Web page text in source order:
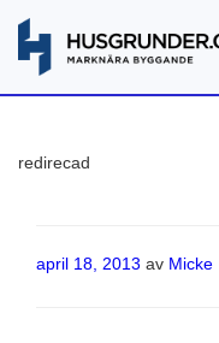
redirecad
Publicerat
april 18, 2013 av Micke